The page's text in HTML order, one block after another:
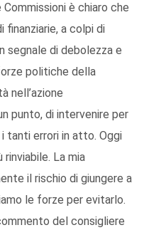
è chiaro che
finanziarie, a colpi di
segnale di debolezza e
politiche della
nell’azione
punto, di intervenire per
tanti errori in atto. Oggi
La mia
il rischio di giungere a
le forze per evitarlo.
del consigliere